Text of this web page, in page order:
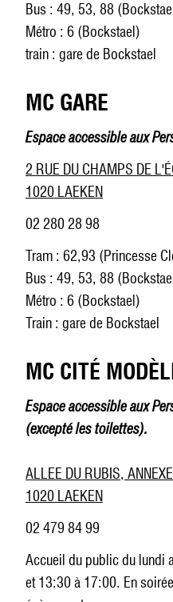
Bus : 49, 53, 88
Métro : 6 (Bockstael)
train : gare de Bockstael
MC GARE
Espace accessible aux
2 RUE DU CHAMPS DE
1020 LAEKEN
02 280 28 98
Tram : 62,93 (Princesse
Bus : 49, 53, 88
Métro : 6 (Bockstael)
Train : gare de Bockstael
MC CITÉ
Espace accessible aux
(excepté les toilettes).
ALLEE DU RUBIS,
1020 LAEKEN
02 479 84 99
Accueil du public du lundi
et 13:30 à 17:00. En